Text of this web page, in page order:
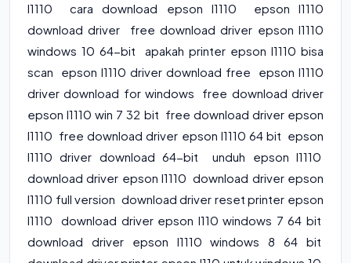
l1110 cara download epson l1110 epson l1110
download driver free download driver epson l1110
windows 10 64-bit apakah printer epson l1110 bisa
scan epson l1110 driver download free epson l1110
driver download for windows free download driver
epson l1110 win 7 32 bit free download driver epson
l1110 free download driver epson l1110 64 bit epson
l1110 driver download 64-bit unduh epson l1110
download driver epson l1110 download driver epson
l1110 full version download driver reset printer epson
l1110 download driver epson l110 windows 7 64 bit
download driver epson l1110 windows 8 64 bit